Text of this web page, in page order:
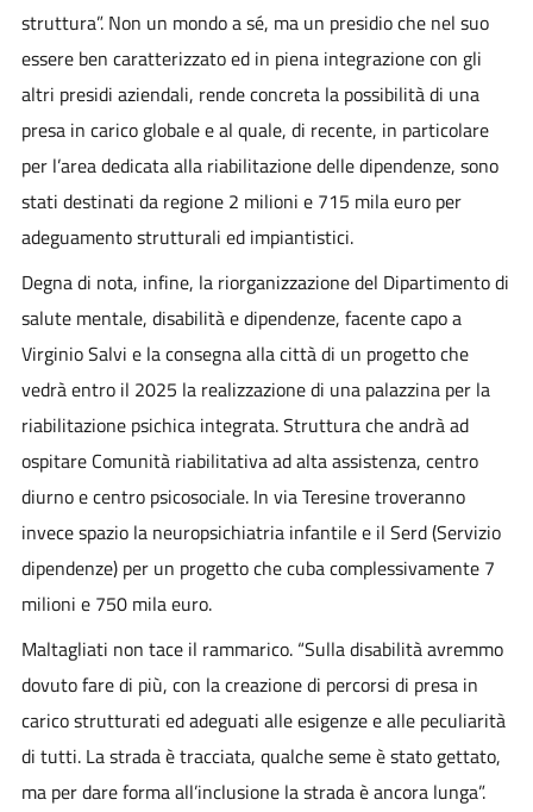
struttura”. Non un mondo a sé, ma un presidio che nel suo
essere ben caratterizzato ed in piena integrazione con gli
altri presidi aziendali, rende concreta la possibilità di una
presa in carico globale e al quale, di recente, in particolare
per l’area dedicata alla riabilitazione delle dipendenze, sono
stati destinati da regione 2 milioni e 715 mila euro per
adeguamento strutturali ed impiantistici.
Degna di nota, infine, la riorganizzazione del Dipartimento di
salute mentale, disabilità e dipendenze, facente capo a
Virginio Salvi e la consegna alla città di un progetto che
vedrà entro il 2025 la realizzazione di una palazzina per la
riabilitazione psichica integrata. Struttura che andrà ad
ospitare Comunità riabilitativa ad alta assistenza, centro
diurno e centro psicosociale. In via Teresine troveranno
invece spazio la neuropsichiatria infantile e il Serd (Servizio
dipendenze) per un progetto che cuba complessivamente 7
milioni e 750 mila euro.
Maltagliati non tace il rammarico. “Sulla disabilità avremmo
dovuto fare di più, con la creazione di percorsi di presa in
carico strutturati ed adeguati alle esigenze e alle peculiarità
di tutti. La strada è tracciata, qualche seme è stato gettato,
ma per dare forma all’inclusione la strada è ancora lunga”.